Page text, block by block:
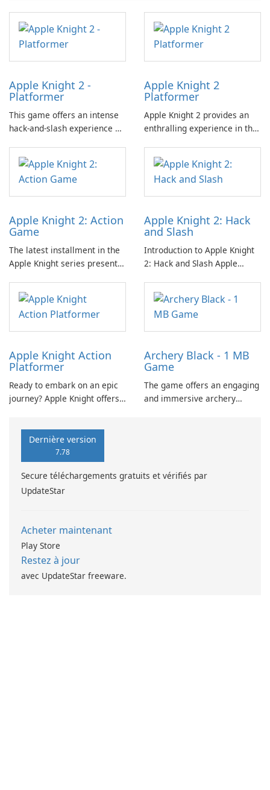
Apple Knight 2 -
Platformer
This game offers an intense
hack-and-slash experience as
waves of enemies within a
challenging platformer
environment.
Apple Knight 2
Platformer
Apple Knight 2 provides an
enthralling experience in the
characterized by its dynamic
gameplay that involves
facing relentless waves of
adversaries.
Apple Knight 2: Action
Game
The latest installment in the
Apple Knight series presents
experience that invites
players to delve into hack-
and-slash action amidst
relentless enemy hordes.
Apple Knight 2: Hack
and Slash
Introduction to Apple Knight
2: Hack and Slash Apple
engaging action-platformer
game designed by Limitless,
LLC.
Apple Knight Action
Platformer
Ready to embark on an epic
journey? Apple Knight offers
precise touch controls, fluid
movement, and seamless
animation.
Archery Black - 1 MB
Game
The game offers an engaging
and immersive archery
Dernière version
7.78
Secure téléchargements gratuits et vérifiés par
UpdateStar
Acheter maintenant
Play Store
Restez à jour
avec UpdateStar freeware.